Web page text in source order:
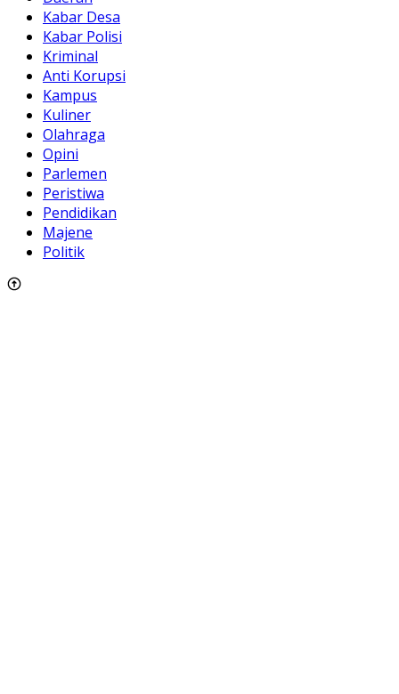
Kabar Desa
Kabar Polisi
Kriminal
Anti Korupsi
Kampus
Kuliner
Olahraga
Opini
Parlemen
Peristiwa
Pendidikan
Majene
Politik